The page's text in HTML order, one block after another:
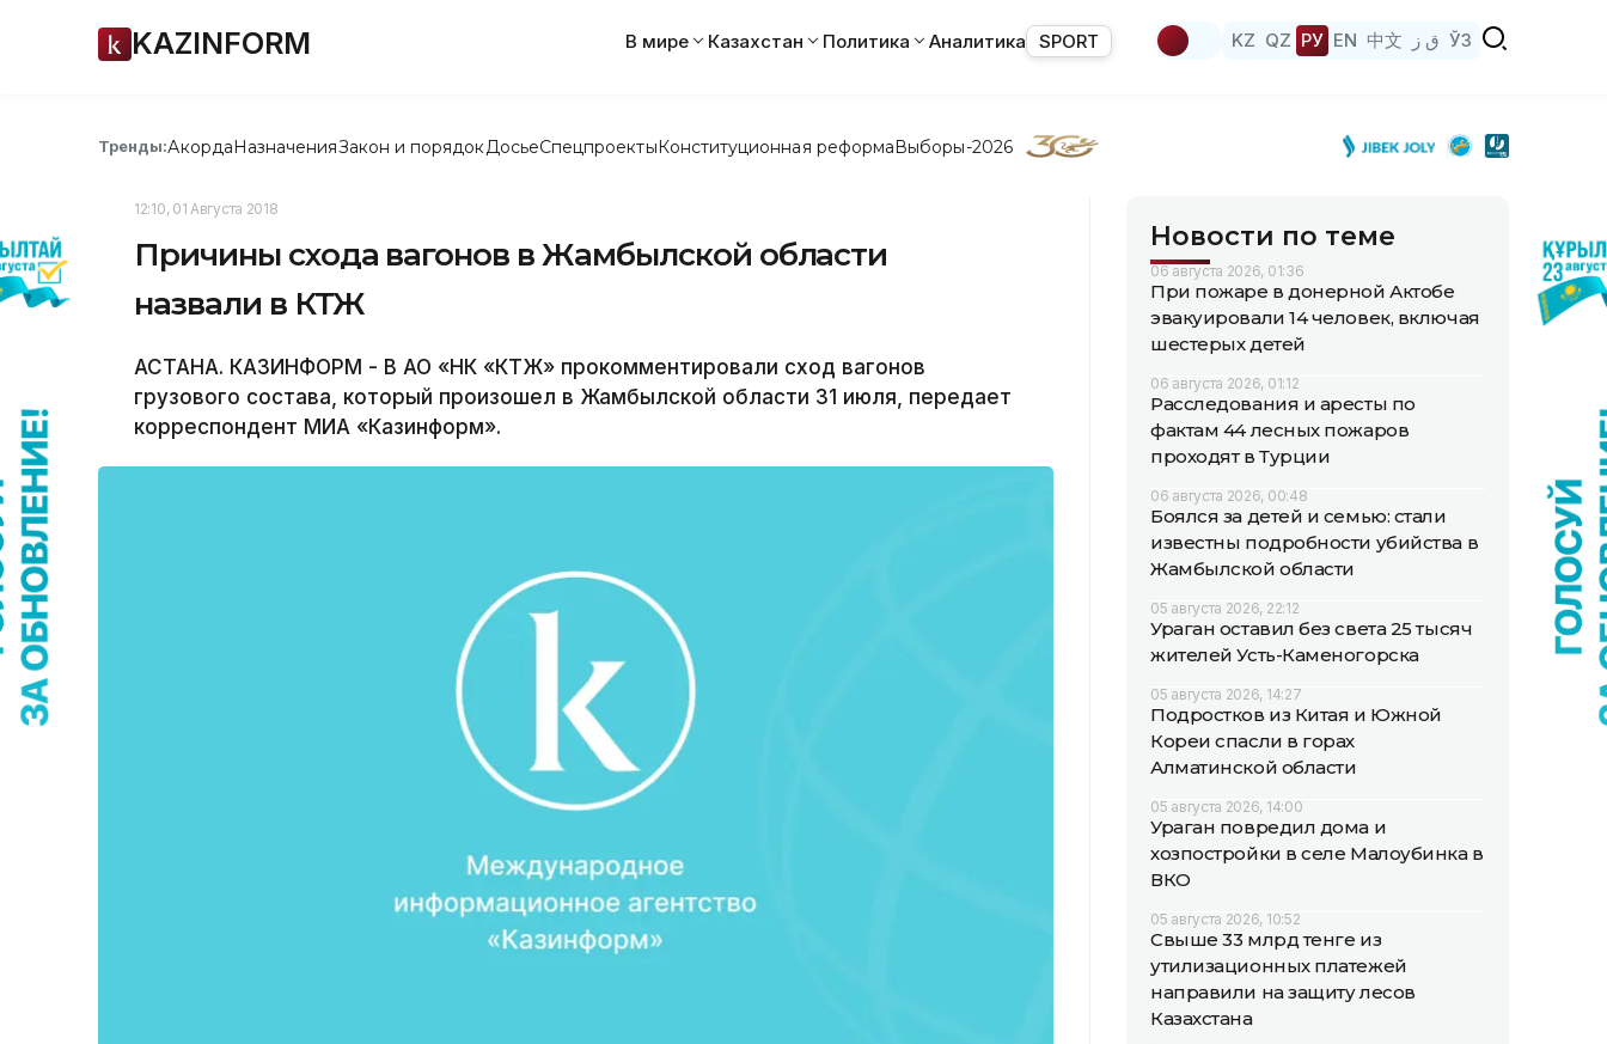
KAZINFORM В мире Казахстан Политика Аналитика SPORT KZ QZ РУ EN 中文 ق ز ЎЗ
Тренды:АкордаНазначенияЗакон и порядок ДосьеСпецпроектыКонституционная реформаВыборы-2026
12:10, 01 Августа 2018
Причины схода вагонов в Жамбылской области
назвали в КТЖ
АСТАНА. КАЗИНФОРМ - В АО «НК «КТЖ» прокомментировали сход вагонов
грузового состава, который произошел в Жамбылской области 31 июля, передает
корреспондент МИА «Казинформ».
Новости по теме
06 августа 2026, 01:36
При пожаре в донерной Актобе
эвакуировали 14 человек, включая
шестерых детей
06 августа 2026, 01:12
Расследования и аресты по
фактам 44 лесных пожаров
проходят в Турции
06 августа 2026, 00:48
Боялся за детей и семью: стали
известны подробности убийства в
Жамбылской области
05 августа 2026, 22:12
Ураган оставил без света 25 тысяч
жителей Усть-Каменогорска
05 августа 2026, 14:27
Подростков из Китая и Южной
Кореи спасли в горах
Алматинской области
05 августа 2026, 14:00
Ураган повредил дома и
хозпостройки в селе Малоубинка в
ВКО
05 августа 2026, 10:52
Свыше 33 млрд тенге из
утилизационных платежей
направили на защиту лесов
Казахстана